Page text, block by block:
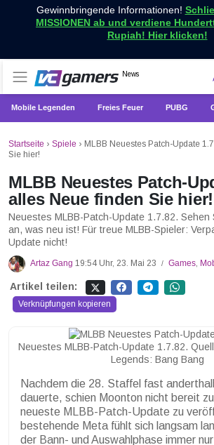
Gewinnbringende Informationen!
MISSIONEN ab und verdiene
Rupiah! Hier klicken!
VCGamers-
News
Holen Sie sich die
VCGamers
Mobile Legenden Freies Feuer PUBG
Startseite › Spiele › MLBB Neuestes Patch-Update
Sie hier!
MLBB Neuestes Patch-
alles Neue finden Sie hier!
Neuestes MLBB-Patch-Update 1.7.82. Sehen
an, was neu ist! Für treue MLBB-Spieler:
Update nicht!
Artaz Gang 19:54 Uhr, 23. Mai 23 / Games,
Artikel teilen:
Verknüpfungen kopieren
Neuestes MLBB-Patch-Update 1.7.82.
Legends: Bang Bang
Nachdem die 28. Staffel fast
dauerte, schien Moonton nicht bereit
neueste MLBB-Patch-Update zu
bestehende Meta fühlt sich langsam
der Bann- und Auswahlphase immer